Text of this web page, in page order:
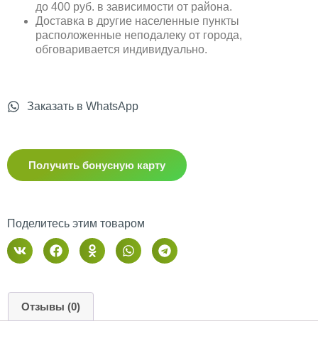
до 400 руб. в зависимости от района.
Доставка в другие населенные пункты
расположенные неподалеку от города,
обговаривается индивидуально.
Заказать в WhatsApp
Получить бонусную карту
Поделитесь этим товаром
Отзывы (0)